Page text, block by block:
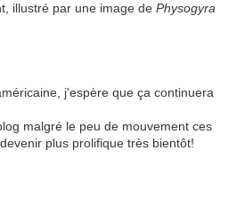
illustré par une image de Physogyra
j'espère que ça continuera
malgré le peu de mouvement ces
plus prolifique très bientôt!